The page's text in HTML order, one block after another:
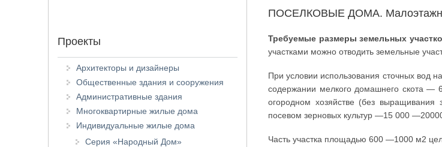
ПОСЕЛКОВЫЕ ДОМА. Малоэтажная
Требуемые размеры земельных
участками можно отводить земельные
При условии использования сточных вод
содержании мелкого домашнего скота —
огородном хозяйстве (без
посевом зерновых культур —15 000
Часть участка площадью 600 —1000 м2
Проекты
Архитекторы и дизайнеры
Общественные здания и сооружения
Административные здания
Многоквартирные жилые дома
Индивидуальные жилые дома
Серия «Народный Дом»